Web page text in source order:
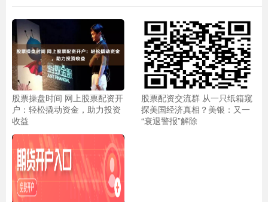
股票操盘时间 网上股票配资开
户：轻松撬动资金，助力投资
收益
股票配资交流群 从一只纸箱窥
探美国经济真相？美银：又一
“衰退警报”解除